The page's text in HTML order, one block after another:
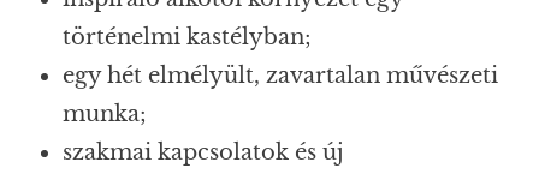
történelmi kastélyban;
egy hét elmélyült, zavartalan művészeti
munka;
szakmai kapcsolatok és új